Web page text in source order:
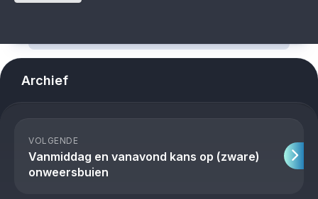
Archief
VOLGENDE
Vanmiddag en vanavond kans op (zware)
onweersbuien